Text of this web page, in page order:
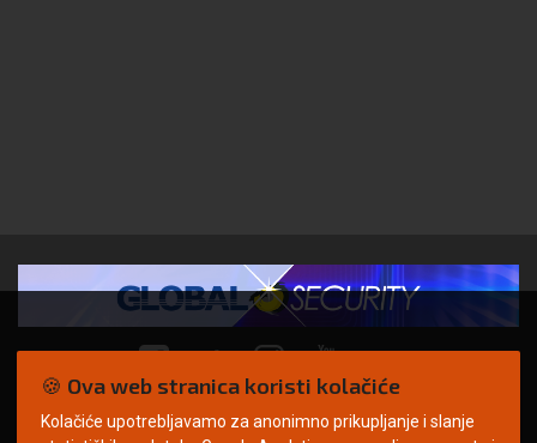
© Copyright 2026. | ARILEO
🍪 Ova web stranica koristi kolačiće
Kolačiće upotrebljavamo za anonimno prikupljanje i slanje